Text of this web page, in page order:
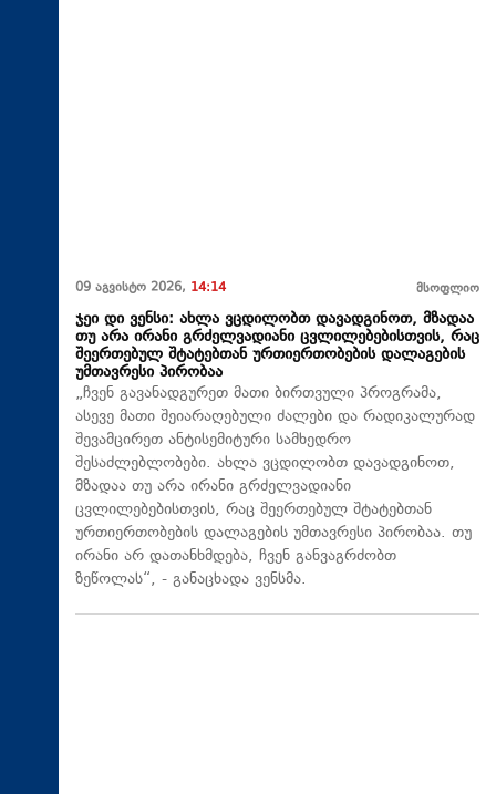
09 აგვისტო 2026, 14:14 მსოფლიო
ჯეი დი ვენსი: ახლა ვცდილობთ დავადგინოთ, მზადაა
თუ არა ირანი გრძელვადიანი ცვლილებებისთვის, რაც
შეერთებულ შტატებთან ურთიერთობების დალაგების
უმთავრესი პირობაა
„ჩვენ გავანადგურეთ მათი ბირთვული პროგრამა,
ასევე მათი შეიარაღებული ძალები და რადიკალურად
შევამცირეთ ანტისემიტური სამხედრო
შესაძლებლობები. ახლა ვცდილობთ დავადგინოთ,
მზადაა თუ არა ირანი გრძელვადიანი
ცვლილებებისთვის, რაც შეერთებულ შტატებთან
ურთიერთობების დალაგების უმთავრესი პირობაა. თუ
ირანი არ დათანხმდება, ჩვენ განვაგრძობთ
ზეწოლას“, - განაცხადა ვენსმა.